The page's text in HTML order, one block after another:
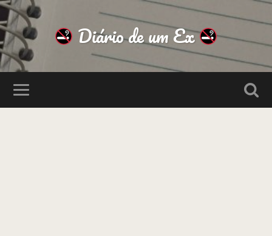
Diário de um Ex